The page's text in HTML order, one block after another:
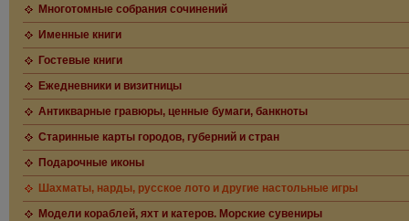
Многотомные собрания сочинений
Именные книги
Гостевые книги
Ежедневники и визитницы
Антикварные гравюры, ценные бумаги, банкноты
Старинные карты городов, губерний и стран
Подарочные иконы
Шахматы, нарды, русское лото и другие настольные игры
Модели кораблей, яхт и катеров. Морские сувениры